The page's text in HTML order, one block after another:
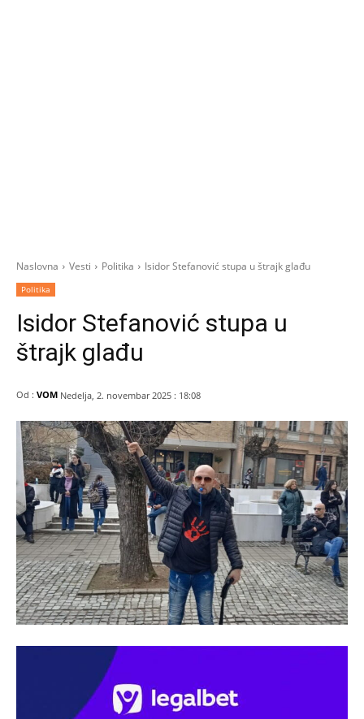
Naslovna Vesti Politika Isidor Stefanović stupa u štrajk glađu
Politika
Isidor Stefanović stupa u
štrajk glađu
Od : VOM Nedelja, 2. novembar 2025 : 18:08